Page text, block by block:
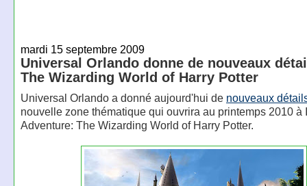
mardi 15 septembre 2009
Universal Orlando donne de nouveaux
The Wizarding World of Harry Potter
Universal Orlando a donné aujourd'hui de nouveaux
nouvelle zone thématique qui ouvrira au printemps 2010 à
Adventure: The Wizarding World of Harry Potter.